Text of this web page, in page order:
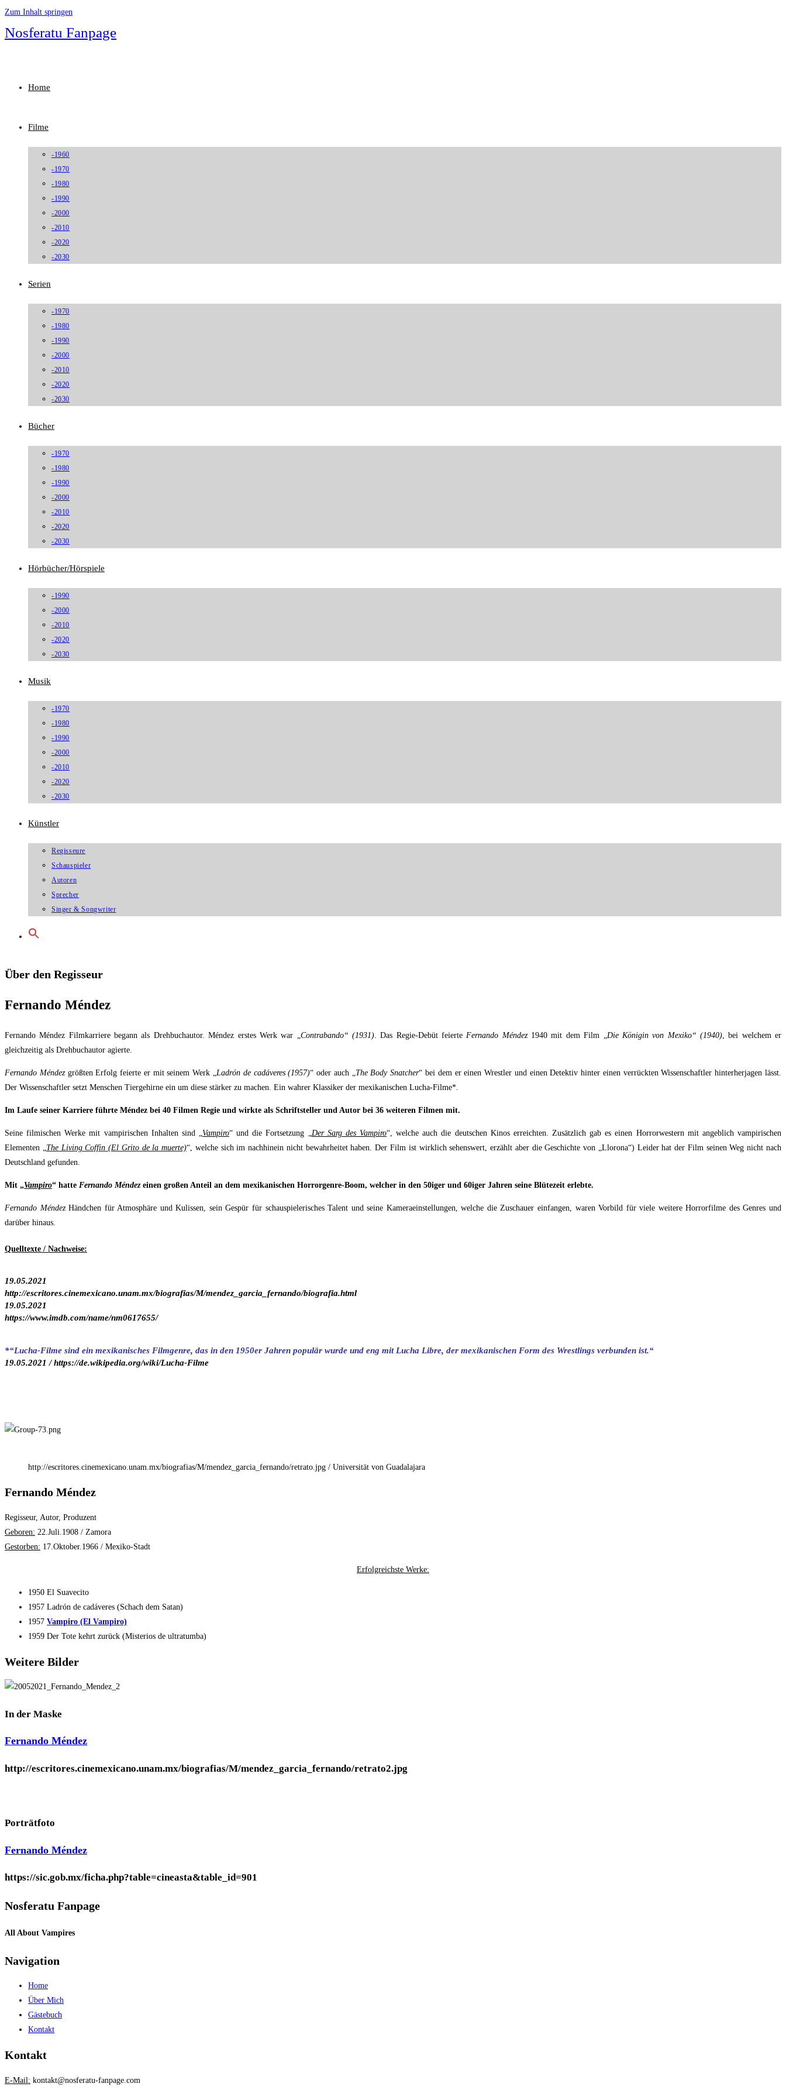
Zum Inhalt springen
Nosferatu Fanpage
Home
Filme
-1960
-1970
-1980
-1990
-2000
-2010
-2020
-2030
Serien
-1970
-1980
-1990
-2000
-2010
-2020
-2030
Bücher
-1970
-1980
-1990
-2000
-2010
-2020
-2030
Hörbücher/Hörspiele
-1990
-2000
-2010
-2020
-2030
Musik
-1970
-1980
-1990
-2000
-2010
-2020
-2030
Künstler
Regisseure
Schauspieler
Autoren
Sprecher
Singer & Songwriter
Über den Regisseur
Fernando Méndez
Fernando Méndez Filmkarriere begann als Drehbuchautor. Méndez erstes Werk war „ Contrabando“ (1931). Das Regie-Debüt feierte Fernando Méndez1940 mit dem Film „ Die Königin von Mexiko“ (1940), bei welchem er
gleichzeitig als Drehbuchautor agierte.
Fernando Méndezgrößten Erfolg feierte er mit seinem Werk „ Ladrón de cadáveres (1957)“ oder auch „ The Body Snatcher“ bei dem er einen Wrestler und einen Detektiv hinter einen verrückten Wissenschaftler hinterherjagen lässt.
Der Wissenschaftler setzt Menschen Tiergehirne ein um diese stärker zu machen. Ein wahrer Klassiker der mexikanischen Lucha-Filme*.
Im Laufe seiner Karriere führte Méndez bei 40 Filmen Regie und wirkte als Schriftsteller und Autor bei 36 weiteren Filmen mit.
Seine filmischen Werke mit vampirischen Inhalten sind „ Vampiro“ und die Fortsetzung „ Der Sarg des Vampiro“, welche auch die deutschen Kinos erreichten. Zusätzlich gab es einen Horrorwestern mit angeblich vampirischen
Elementen „ The Living Coffin (El Grito de la muerte)“, welche sich im nachhinein nicht bewahrheitet haben. Der Film ist wirklich sehenswert, erzählt aber die Geschichte von „Llorona“) Leider hat der Film seinen Weg nicht nach
Deutschland gefunden.
Mit „Vampiro“ hatte Fernando Méndezeinen großen Anteil an dem mexikanischen Horrorgenre-Boom, welcher in den 50iger und 60iger Jahren seine Blütezeit erlebte.
Fernando MéndezHändchen für Atmosphäre und Kulissen, sein Gespür für schauspielerisches Talent und seine Kameraeinstellungen, welche die Zuschauer einfangen, waren Vorbild für viele weitere Horrorfilme des Genres und
darüber hinaus.
Quelltexte / Nachweise:
19.05.2021
http://escritores.cinemexicano.unam.mx/biografias/M/mendez_garcia_fernando/biografia.html
19.05.2021
https://www.imdb.com/name/nm0617655/
*“Lucha-Filme sind ein mexikanisches Filmgenre, das in den 1950er Jahren populär wurde und eng mit Lucha Libre, der mexikanischen Form des Wrestlings verbunden ist.“
19.05.2021 / https://de.wikipedia.org/wiki/Lucha-Filme
http://escritores.cinemexicano.unam.mx/biografias/M/mendez_garcia_fernando/retrato.jpg / Universität von Guadalajara
Fernando Méndez
Regisseur, Autor, Produzent
Geboren: 22.Juli.1908 / Zamora
Gestorben: 17.Oktober.1966 / Mexiko-Stadt
Erfolgreichste Werke:
1950 El Suavecito
1957 Ladrón de cadáveres (Schach dem Satan)
1957 Vampiro (El Vampiro)
1959 Der Tote kehrt zurück (Misterios de ultratumba)
Weitere Bilder
In der Maske
Fernando Méndez
http://escritores.cinemexicano.unam.mx/biografias/M/mendez_garcia_fernando/retrato2.jpg
Porträtfoto
Fernando Méndez
https://sic.gob.mx/ficha.php?table=cineasta&table_id=901
Nosferatu Fanpage
All About Vampires
Navigation
Home
Über Mich
Gästebuch
Kontakt
Kontakt
E-Mail: kontakt@nosferatu-fanpage.com